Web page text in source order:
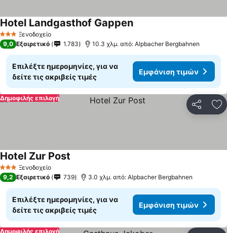
3 ΑστέριαΞενοδοχείο
Hotel Landgasthof Gappen
9,0 Εξαιρετικό 1.783 10.3 χλμ. από: Alpbacher Bergbahnen
Επιλέξτε ημερομηνίες, για να
δείτε τις ακριβείς τιμές
Εμφάνιση τιμών
Δημοφιλής επιλογή
3 ΑστέριαΞενοδοχείο
Hotel Zur Post
9,2 Εξαιρετικό 739 3.0 χλμ. από: Alpbacher Bergbahnen
Επιλέξτε ημερομηνίες, για να
δείτε τις ακριβείς τιμές
Εμφάνιση τιμών
Δημοφιλής επιλογή